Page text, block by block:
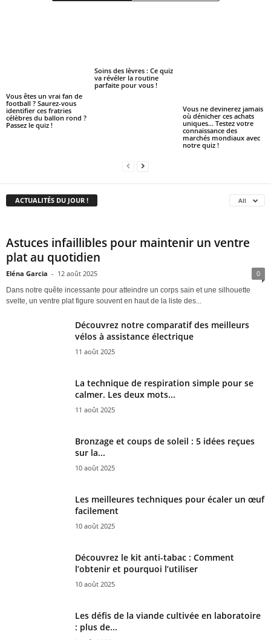
Vous êtes un vrai fan de
football ? Saurez-vous
identifier ces fratries
célèbres du ballon rond ?
Passez le quiz !
Soins des lèvres : Ce quiz
va révéler la routine
parfaite pour vous !
Vous ne devinerez jamais
où dénicher ces achats
uniques… Testez votre
connaissance des
marchés mondiaux avec
notre quiz !
ACTUALITÉS DU JOUR ! All
Astuces infaillibles pour maintenir un ventre
plat au quotidien
Eléna Garcia - 12 août 2025 0
Dans notre quête incessante pour atteindre un corps sain et une silhouette
svelte, un ventre plat figure souvent en haut de la liste des...
Découvrez notre comparatif des meilleurs
vélos à assistance électrique
11 août 2025
La technique de respiration simple pour se
calmer. Les deux mots...
11 août 2025
Bronzage et coups de soleil : 5 idées reçues
sur la...
10 août 2025
Les meilleures techniques pour écaler un œuf
facilement
10 août 2025
Découvrez le kit anti-tabac : Comment
l’obtenir et pourquoi l’utiliser
10 août 2025
Les défis de la viande cultivée en laboratoire
: plus de...